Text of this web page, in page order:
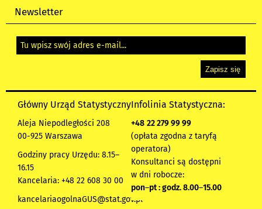
Newsletter
Główny Urząd Statystyczny
Aleja Niepodległości 208
00-925 Warszawa
Godziny pracy Urzędu: 8.15–
16.15
Kancelaria: +48 22 608 30 00
kancelariaogolnaGUS@stat.gov.pl
Infolinia Statystyczna:
+48 22 279 99 99
(opłata zgodna z taryfą
operatora)
Konsultanci są dostępni
w dni robocze:
pon–pt : godz. 8.00–15.00